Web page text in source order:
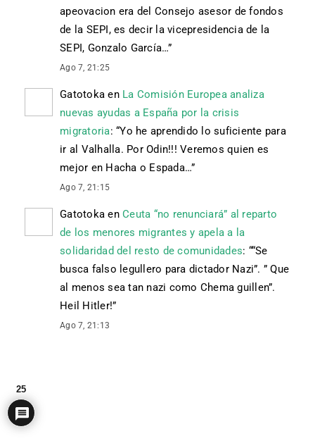
apeovacion era del Consejo asesor de fondos
de la SEPI, es decir la vicepresidencia de la
SEPI, Gonzalo García…”
Ago 7, 21:25
Gatotoka en La Comisión Europea analiza
nuevas ayudas a España por la crisis
migratoria: “Yo he aprendido lo suficiente para
ir al Valhalla. Por Odin!!! Veremos quien es
mejor en Hacha o Espada…”
Ago 7, 21:15
Gatotoka en Ceuta “no renunciará” al reparto
de los menores migrantes y apela a la
solidaridad del resto de comunidades: ““Se
busca falso legullero para dictador Nazi”. ” Que
al menos sea tan nazi como Chema guillen”.
Heil Hitler!”
Ago 7, 21:13
25